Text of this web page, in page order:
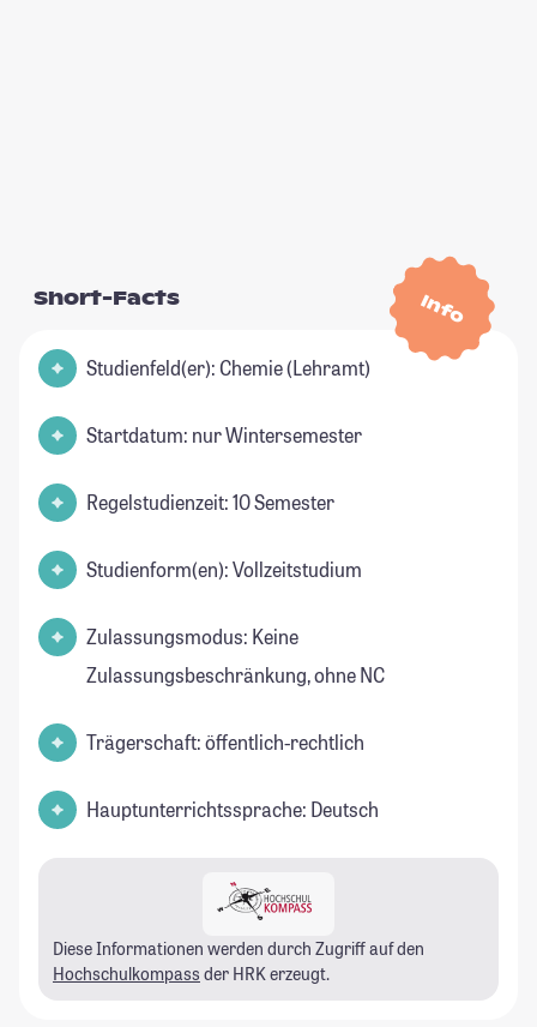
Info
Short-Facts
Studienfeld(er): Chemie (Lehramt)
Startdatum: nur Wintersemester
Regelstudienzeit: 10 Semester
Studienform(en): Vollzeitstudium
Zulassungsmodus: Keine
Zulassungsbeschränkung, ohne NC
Trägerschaft: öffentlich-rechtlich
Hauptunterrichtssprache: Deutsch
Diese Informationen werden durch Zugriff auf den
Hochschulkompass der HRK erzeugt.